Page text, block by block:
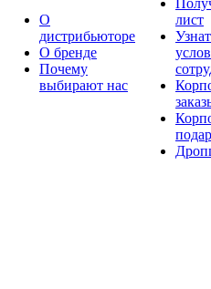
О
дистрибьюторе
О бренде
Почему
выбирают нас
лист